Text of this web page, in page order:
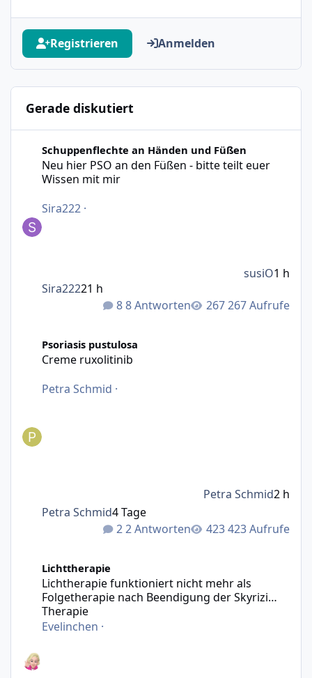
Registrieren Anmelden
Gerade diskutiert
Schuppenflechte an Händen und Füßen
Neu hier PSO an den Füßen - bitte teilt euer
Wissen mit mir
Sira222 ·
8 Antworten 267 Aufrufe
Sira22221 h
susiO1 h
Psoriasis pustulosa
Creme ruxolitinib
Petra Schmid ·
2 Antworten 423 Aufrufe
Petra Schmid4 Tage
Petra Schmid2 h
Lichttherapie
Lichtherapie funktioniert nicht mehr als
Folgetherapie nach Beendigung der Skyrizi
Therapie
Evelinchen ·